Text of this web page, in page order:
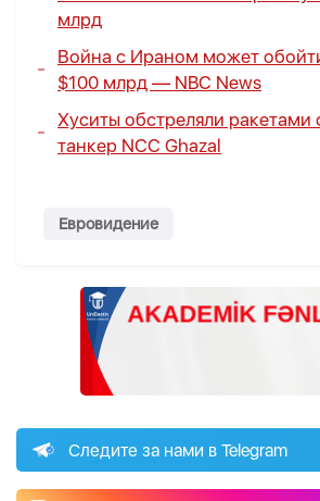
млрд
Война с Ираном может
$100 млрд — NBC News
Хуситы обстреляли ракетами
танкер NCC Ghazal
Евровидение
Следите за нами в Telegram